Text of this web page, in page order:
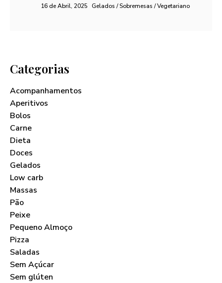
16 de Abril, 2025 Gelados / Sobremesas / Vegetariano
Categorias
Acompanhamentos
Aperitivos
Bolos
Carne
Dieta
Doces
Gelados
Low carb
Massas
Pão
Peixe
Pequeno Almoço
Pizza
Saladas
Sem Açúcar
Sem glúten